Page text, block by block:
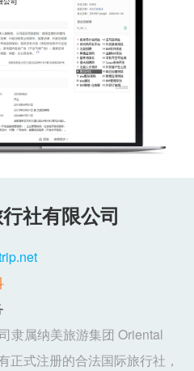
社有限公司
隶属纳美旅游集团 Oriental
正式注册的合法国际旅行社，